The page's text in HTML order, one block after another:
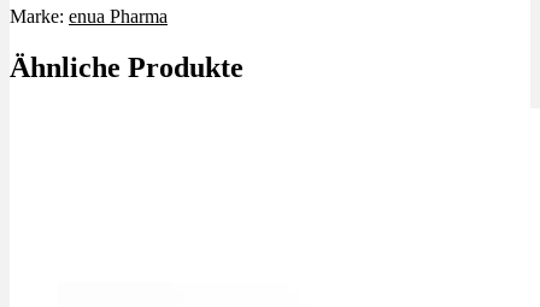
Marke: enua Pharma
Ähnliche Produkte